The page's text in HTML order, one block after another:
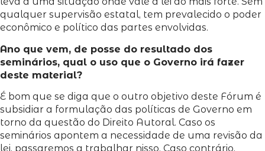
qualquer supervisão estatal, tem prevalecido o poder
econômico e político das partes envolvidas.
Ano que vem, de posse do resultado dos
seminários, qual o uso que o Governo irá fazer
deste material?
É bom que se diga que o outro objetivo deste Fórum é
subsidiar a formulação das políticas de Governo em
torno da questão do Direito Autoral. Caso os
seminários apontem a necessidade de uma revisão da
lei, passaremos a trabalhar nisso. Caso contrário,